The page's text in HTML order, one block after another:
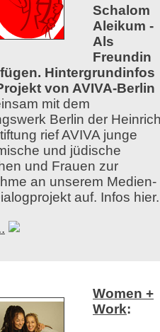
Schalom
Aleikum -
Als
Freundin
Hintergrundinfos
von AVIVA-Berlin
mit dem
Berlin der
rief AVIVA junge
und jüdische
und Frauen zur
an unserem Medien-
auf. Infos
Women +
Work: